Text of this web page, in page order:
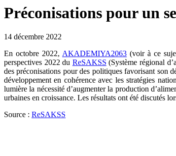
Préconisations pour un
14 décembre 2022
En octobre 2022,AKADEMIYA2063 (voir à ce
perspectives 2022 du ReSAKSS (Système régional
des préconisations pour des politiques favorisant son
développement en cohérence avec les stratégies
lumière la nécessité d’augmenter la production
urbaines en croissance. Les résultats ont été discutés
Source : ReSAKSS